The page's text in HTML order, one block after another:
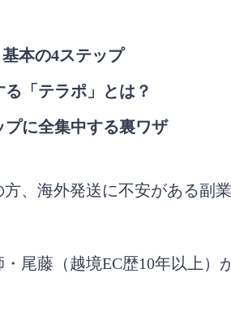
本の4ステップ
「テラポ」とは？
に全集中する裏ワザ
、海外発送に不安がある副
尾藤（越境EC歴10年以上）